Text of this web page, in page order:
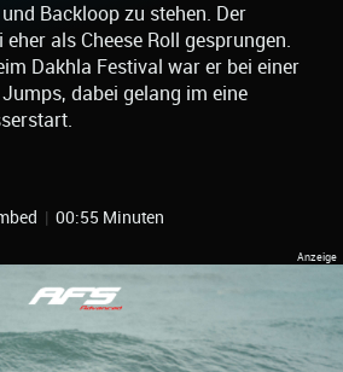
Backloop zu stehen. Der
als Cheese Roll gesprungen.
Dakhla Festival war er bei einer
dabei gelang im eine
| 00:55 Minuten